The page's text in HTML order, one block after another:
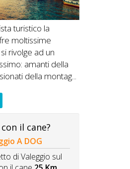
turistico la
moltissime
rivolge ad un
amanti della
della montag...
il cane?
A DOG
di Valeggio sul